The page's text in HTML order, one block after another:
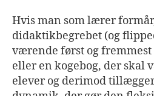
Hvis man som lærer
didaktikbegrebet (og
værende først og fremmest
eller en kogebog, der skal
elever og derimod